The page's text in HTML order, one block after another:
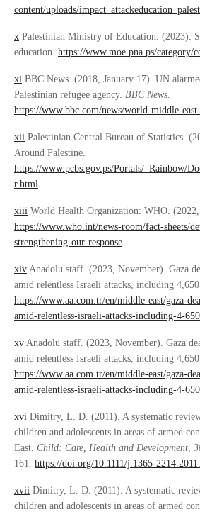
content/uploads/
x Palestinian Ministry of Education. (2023).
education. https://www.moe.pna.ps/category/
xi BBC News. (2018, January 17). UN
Palestinian refugee agency. BBC News
https://www.bbc.com/news/world-middle-
xii Palestinian Central Bureau of Statistics.
Around Palestine.
https://www.pcbs.gov.ps/Portals/_Rainbow/
r.html
xiii World Health Organization: WHO. (2022,
https://www.who.int/news-room/fact-sheets/
strengthening-our-response
xiv Anadolu staff. (2023, November). Gaza
amid relentless Israeli attacks, including
https://www.aa.com.tr/en/middle-east/gaza-
amid-relentless-israeli-attacks-including-4-
xv Anadolu staff. (2023, November). Gaza
amid relentless Israeli attacks, including
https://www.aa.com.tr/en/middle-east/gaza-
amid-relentless-israeli-attacks-including-4-
xvi Dimitry, L. D. (2011). A systematic
children and adolescents in areas of armed
East. Child: Care, Health and Development
161. https://doi.org/10.1111/j.1365-
xvii Dimitry, L. D. (2011). A systematic
children and adolescents in areas of armed